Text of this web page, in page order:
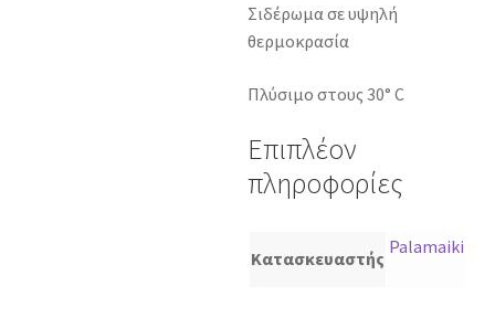
Σιδέρωμα σε υψηλή
θερμοκρασία
Πλύσιμο στους 30° C
Επιπλέον
πληροφορίες
Κατασκευαστής
Palamaiki